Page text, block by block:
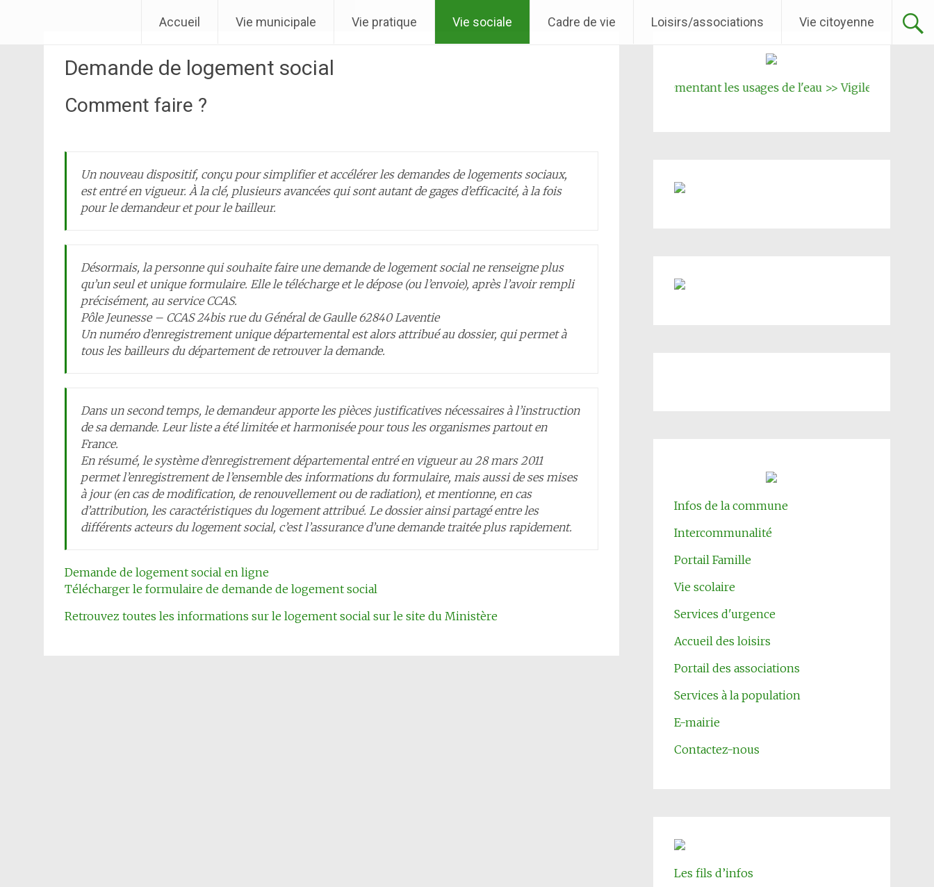
Ville de Laventie
au
Accueil Vie municipale Vie pratique Vie sociale Cadre de vie Loisirs/associations Vie citoyenne
Demande de logement social
Comment faire ?
Un nouveau dispositif, conçu pour simplifier et accélérer les demandes de logements sociaux,
est entré en vigueur. À la clé, plusieurs avancées qui sont autant de gages d’efficacité, à la fois
pour le demandeur et pour le bailleur.
Désormais, la personne qui souhaite faire une demande de logement social ne renseigne plus
qu’un seul et unique formulaire. Elle le télécharge et le dépose (ou l’envoie), après l’avoir rempli
précisément, au service CCAS.
Pôle Jeunesse – CCAS 24bis rue du Général de Gaulle 62840 Laventie
Un numéro d’enregistrement unique départemental est alors attribué au dossier, qui permet à
tous les bailleurs du département de retrouver la demande.
Dans un second temps, le demandeur apporte les pièces justificatives nécessaires à l’instruction
de sa demande. Leur liste a été limitée et harmonisée pour tous les organismes partout en
France.
En résumé, le système d’enregistrement départemental entré en vigueur au 28 mars 2011
permet l’enregistrement de l’ensemble des informations du formulaire, mais aussi de ses mises
à jour (en cas de modification, de renouvellement ou de radiation), et mentionne, en cas
d’attribution, les caractéristiques du logement attribué. Le dossier ainsi partagé entre les
différents acteurs du logement social, c’est l’assurance d’une demande traitée plus rapidement.
Demande de logement social en ligne
Télécharger le formulaire de demande de logement social
Retrouvez toutes les informations sur le logement social sur le site du Ministère
- Arrêté réglementant les usages de l'eau >> Vigilence renforcée
Infos de la commune
Intercommunalité
Portail Famille
Vie scolaire
Services d'urgence
Accueil des loisirs
Portail des associations
Services à la population
E-mairie
Contactez-nous
Les fils d’infos